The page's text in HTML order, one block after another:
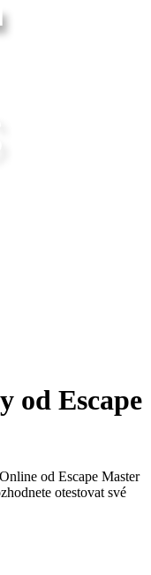
od Escape
od Escape Master
otestovat své